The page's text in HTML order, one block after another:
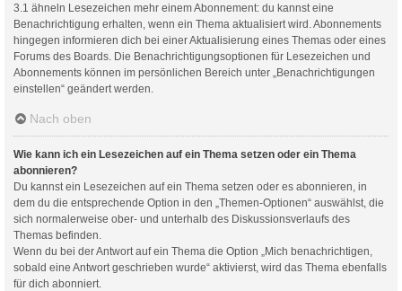
3.1 ähneln Lesezeichen mehr einem Abonnement: du kannst eine
Benachrichtigung erhalten, wenn ein Thema aktualisiert wird. Abonnements
hingegen informieren dich bei einer Aktualisierung eines Themas oder eines
Forums des Boards. Die Benachrichtigungsoptionen für Lesezeichen und
Abonnements können im persönlichen Bereich unter „Benachrichtigungen
einstellen“ geändert werden.
Nach oben
Wie kann ich ein Lesezeichen auf ein Thema setzen oder ein Thema
abonnieren?
Du kannst ein Lesezeichen auf ein Thema setzen oder es abonnieren, in
dem du die entsprechende Option in den „Themen-Optionen“ auswählst, die
sich normalerweise ober- und unterhalb des Diskussionsverlaufs des
Themas befinden.
Wenn du bei der Antwort auf ein Thema die Option „Mich benachrichtigen,
sobald eine Antwort geschrieben wurde“ aktivierst, wird das Thema ebenfalls
für dich abonniert.